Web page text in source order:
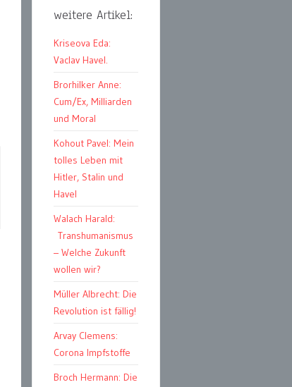
weitere Artikel:
Kriseova Eda:
Vaclav Havel.
Brorhilker Anne:
Cum/Ex, Milliarden
und Moral
Kohout Pavel: Mein
tolles Leben mit
Hitler, Stalin und
Havel
Walach Harald:
Transhumanismus
– Welche Zukunft
wollen wir?
Müller Albrecht: Die
Revolution ist fällig!
Arvay Clemens:
Corona Impfstoffe
Broch Hermann: Die